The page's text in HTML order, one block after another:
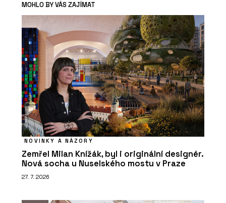
MOHLO BY VÁS ZAJÍMAT
NOVINKY A NÁZORY
Zemřel Milan Knížák, byl i originální designér.
Nová socha u Nuselského mostu v Praze
27. 7. 2026